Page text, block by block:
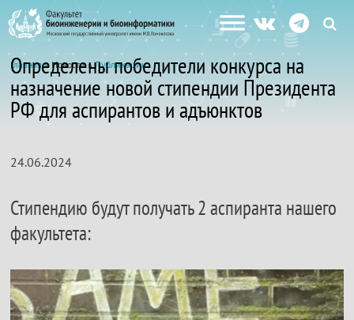
Главная» Новости »Публикации
Определены победители конкурса на
назначение новой стипендии Президента
РФ для аспирантов и адъюнктов
24.06.2024
Стипендию будут получать 2 аспиранта нашего
факультета: